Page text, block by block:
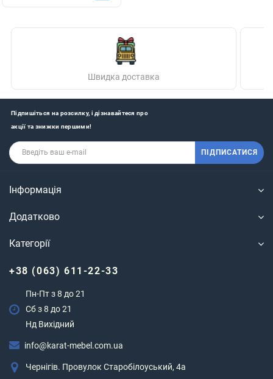
Швидка доставка
Підпишіться на розсилку, і дізнавайтеся про
акції та знижки першими!
ПІДПИСАТИСЯ
Інформація
Додатково
Категорії
+38 (063) 611-22-33
Пн-Пт з 8 до 21
Сб з 8 до 21
Нд Вихідний
info@karat-mebel.com.ua
Чернігів. Провулок Старобілоуський, 4а